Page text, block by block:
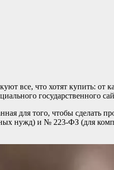
все, что хотят купить: от
государственного
для того, чтобы сделать
нужд) и № 223-ФЗ (для